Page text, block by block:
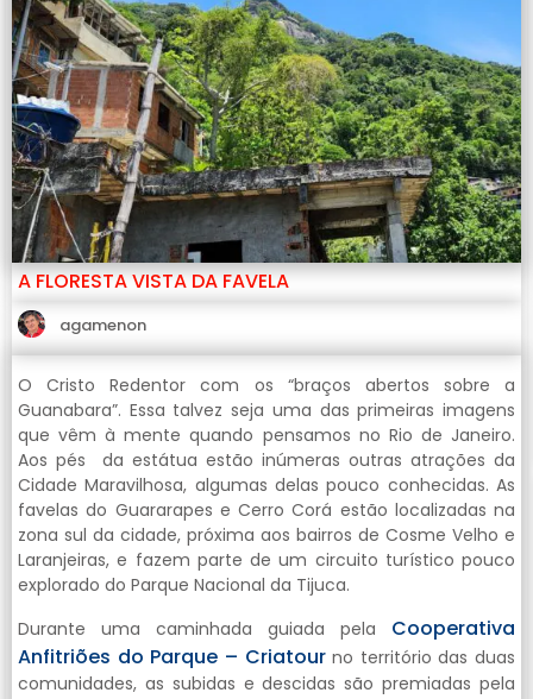
A FLORESTA VISTA DA FAVELA
agamenon
O Cristo Redentor com os “braços abertos sobre a
Guanabara”. Essa talvez seja uma das primeiras imagens
que vêm à mente quando pensamos no Rio de Janeiro.
Aos pés da estátua estão inúmeras outras atrações da
Cidade Maravilhosa, algumas delas pouco conhecidas. As
favelas do Guararapes e Cerro Corá estão localizadas na
zona sul da cidade, próxima aos bairros de Cosme Velho e
Laranjeiras, e fazem parte de um circuito turístico pouco
explorado do Parque Nacional da Tijuca.
Durante uma caminhada guiada pela Cooperativa
Anfitriões do Parque – Criatourno território das duas
comunidades, as subidas e descidas são premiadas pela